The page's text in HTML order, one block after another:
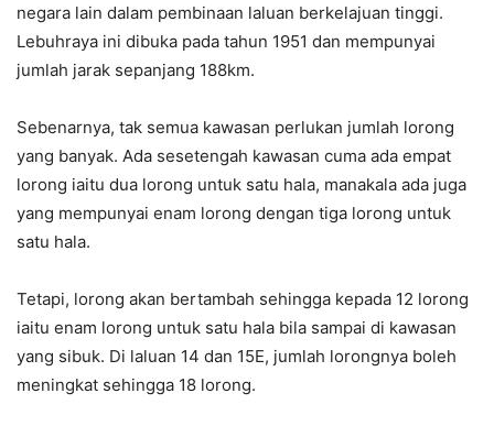
negara lain dalam pembinaan laluan berkelajuan tinggi.
Lebuhraya ini dibuka pada tahun 1951 dan mempunyai
jumlah jarak sepanjang 188km.
Sebenarnya, tak semua kawasan perlukan jumlah lorong
yang banyak. Ada sesetengah kawasan cuma ada empat
lorong iaitu dua lorong untuk satu hala, manakala ada juga
yang mempunyai enam lorong dengan tiga lorong untuk
satu hala.
Tetapi, lorong akan bertambah sehingga kepada 12 lorong
iaitu enam lorong untuk satu hala bila sampai di kawasan
yang sibuk. Di laluan 14 dan 15E, jumlah lorongnya boleh
meningkat sehingga 18 lorong.